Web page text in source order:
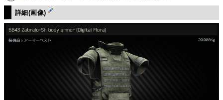
詳細(画像)